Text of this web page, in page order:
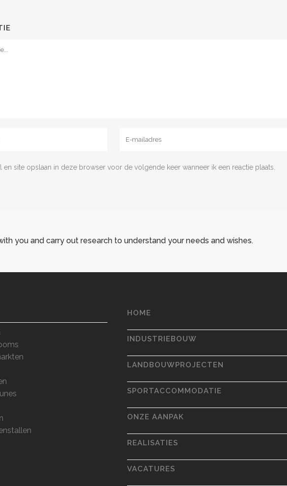
en site opslaan in deze browser voor de volgende keer wanneer ik een reactie plaats.
you and carry out research to understand your needs and wishes.
HOME
INDUSTRIEBOUW
LANDBOUWPROJECTEN
SPORTACCOMMODATIE
ONZE AANPAK
REALISATIES
VACATURES